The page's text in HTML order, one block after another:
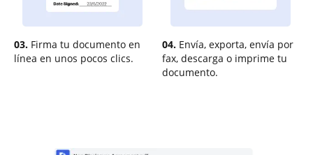
03. Firma tu documento en
línea en unos pocos clics.
04. Envía, exporta, envía por
fax, descarga o imprime tu
documento.